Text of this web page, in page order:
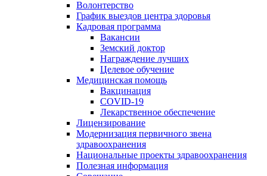
Волонтерство
График выездов центра здоровья
Кадровая программа
Вакансии
Земский доктор
Награждение лучших
Целевое обучение
Медицинская помощь
Вакцинация
COVID-19
Лекарственное обеспечение
Лицензирование
Модернизация первичного звена
здравоохранения
Национальные проекты здравоохранения
Полезная информация